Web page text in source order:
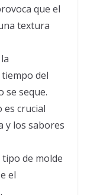
que el
textura
del
se seque.
es crucial
y los sabores
de molde
el